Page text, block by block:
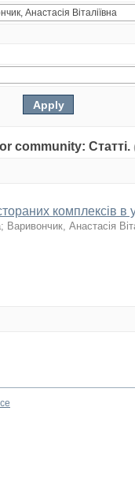
community: Статті.
комплексів в
; Варивончик, Анастасія